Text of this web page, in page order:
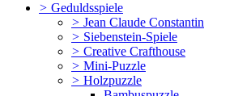
> Geduldsspiele
> Jean Claude Constantin
> Siebenstein-Spiele
> Creative Crafthouse
> Mini-Puzzle
> Holzpuzzle